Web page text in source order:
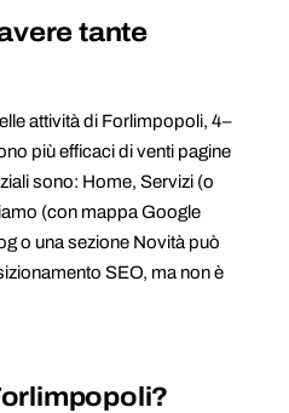
tante
attività di Forlimpopoli, 4–
più efficaci di venti pagine
sono: Home, Servizi (o
(con mappa Google
o una sezione Novità può
SEO, ma non è